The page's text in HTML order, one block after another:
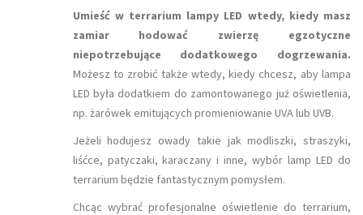
Umieść w terrarium lampy LED wtedy, kiedy masz
zamiar hodować zwierzę egzotyczne
niepotrzebujące dodatkowego dogrzewania.
Możesz to zrobić także wtedy, kiedy chcesz, aby lampa
LED była dodatkiem do zamontowanego już oświetlenia,
np. żarówek emitujących promieniowanie UVA lub UVB.
Jeżeli hodujesz owady takie jak modliszki, straszyki,
liśćce, patyczaki, karaczany i inne, wybór lamp LED do
terrarium będzie fantastycznym pomysłem.
Chcąc wybrać profesjonalne oświetlenie do terrarium,